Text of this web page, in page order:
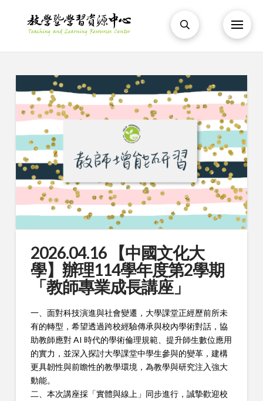
2026.04.16 【中國文化大
學】辦理114學年度第2學期
「教師專業成長講座」
一、面對科技演進與社會變遷，大學課堂正經歷前所未
有的轉型，希望透過跨校經驗傳承與校內學術對話，協
助教師應對 AI 時代的學術倫理規範、提升師生數位應用
的實力，並深入探討大學課堂中學生參與的變革，建構
更具韌性與前瞻性的教學環境，為教學與研究注入強大
動能。
二
、本次講座採「實體與線上」同步進行，誠摯歡迎校